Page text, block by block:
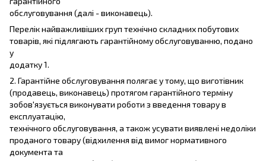
обслуговування (далі - виконавець).
Перелік найважливіших груп технічно складних побутових
товарів, які підлягають гарантійному обслуговуванню, подано
у
додатку 1.
2. Гарантійне обслуговування полягає у тому, що виготівник
(продавець, виконавець) протягом гарантійного терміну
зобов'язується виконувати роботи з введення товару в
експлуатацію,
технічного обслуговування, а також усувати виявлені недоліки
проданого товару (відхилення від вимог нормативного
документа та